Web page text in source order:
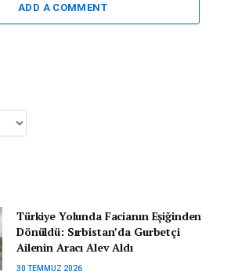
ADD A COMMENT
Türkiye Yolunda Facianın Eşiğinden
Dönüldü: Sırbistan’da Gurbetçi
Ailenin Aracı Alev Aldı
30 TEMMUZ 2026